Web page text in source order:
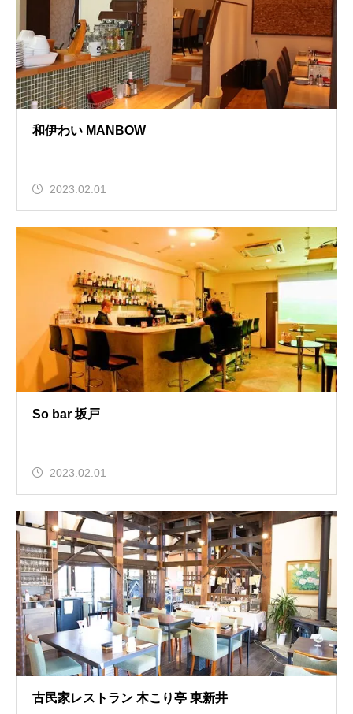
和伊わい MANBOW
2023.02.01
So bar 坂戸
2023.02.01
古民家レストラン 木こり亭 東新井